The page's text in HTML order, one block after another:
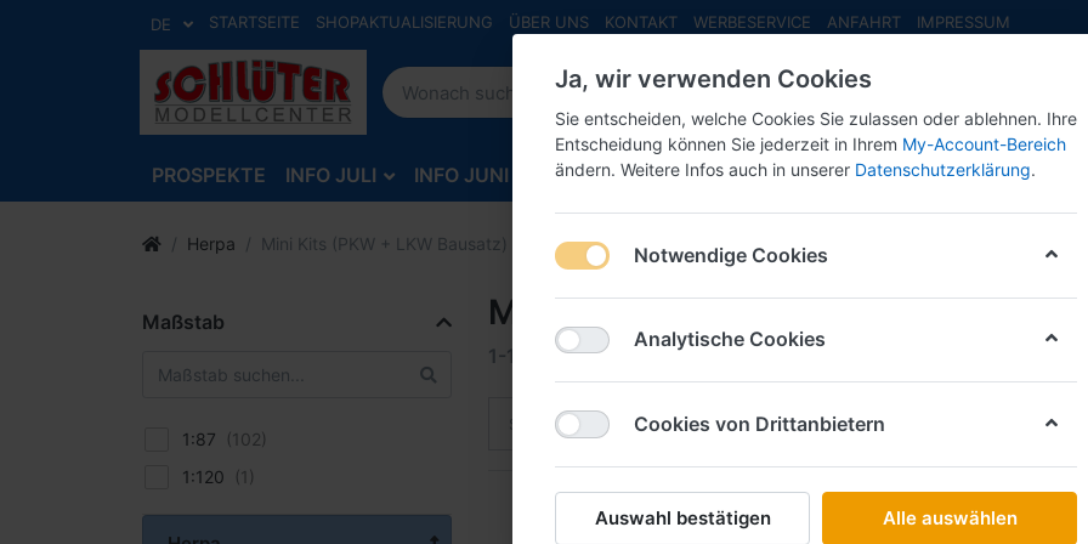
DE STARTSEITE SHOPAKTUALISIERUNG ÜBER UNS KONTAKT WERBESERVICE ANFAHRT IMPRESSUM
PROSPEKTE INFO JULI INFO JUNI INFO MAI NEU EINGETROFFEN NEUHEITEN
Herpa Mini Kits (PKW + LKW Bausatz)
Maßstab
1:87
1:120
Mini Kits (PKW + LKW Bausatz)
1-12 von103
Sortiere nach Name: A bis Z
HERPA
Ja, wir verwenden Cookies
Sie entscheiden, welche Cookies Sie zulassen oder ablehnen. Ihre
Entscheidung können Sie jederzeit in Ihrem My-Account-Bereich
ändern. Weitere Infos auch in unserer Datenschutzerklärung.
Notwendige Cookies
Analytische Cookies
Cookies von Drittanbietern
Auswahl bestätigen Alle auswählen